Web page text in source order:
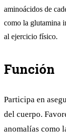
aminoácidos de
como la glutamina
al ejercicio físico.
Función
Participa en
del cuerpo.
anomalías como